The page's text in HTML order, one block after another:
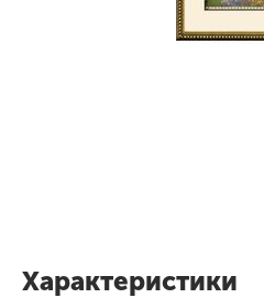
Характеристики